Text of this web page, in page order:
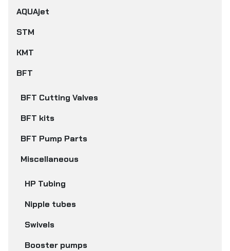
AQUAjet
STM
KMT
BFT
BFT Cutting Valves
BFT kits
BFT Pump Parts
Miscellaneous
HP Tubing
Nipple tubes
Swivels
Booster pumps